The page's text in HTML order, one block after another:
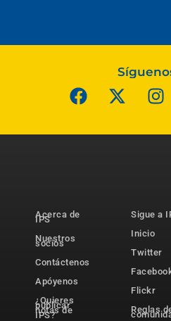
Acerca de
IPS
Nuestros
socios
Contáctenos
Apóyenos
¿Quieres
publicar
notas de
IPS?
Sigue a
Inicio
Twitter
Flickr
Reglas